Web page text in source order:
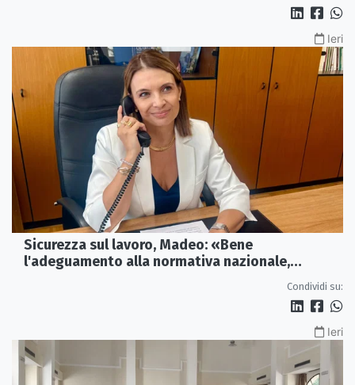
Ieri
Sicurezza sul lavoro, Madeo: «Bene
l'adeguamento alla normativa nazionale,
Condividi su:
Ieri